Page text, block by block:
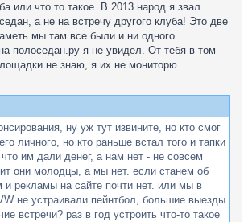
или что то такое. В 2013 народ я звал
а не на встречу другого клуба! Это две
мы там все были и ни одного
полоседан.ру я не увидел. От тебя в том
не знаю, я их не мониторю.
ну уж тут извините, но кто смог
личного, но кто раньше встал того и тапки
что им дали денег, а нам нет - не совсем
они молодцы, а мы нет. если станем об
и рекламы на сайте почти нет. или мы в
не устраивали пейнтбол, большие выезды
встречи? раз в год устроить что-то такое